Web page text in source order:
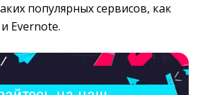
популярных сервисов, как
Evernote.